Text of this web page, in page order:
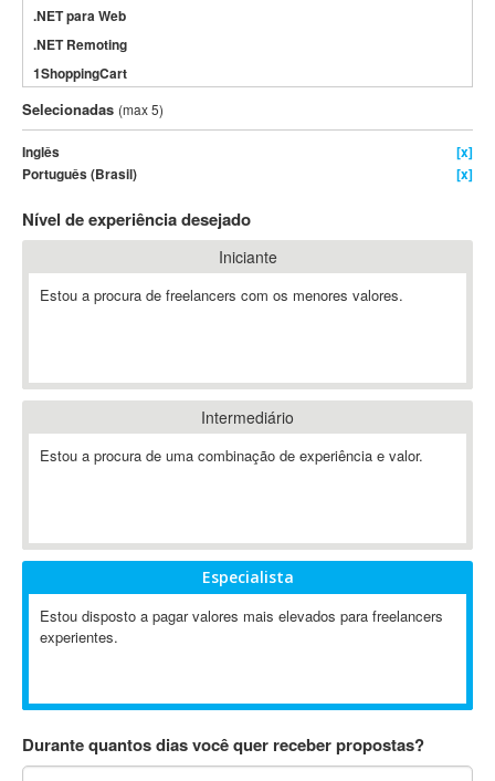
.NET para Web
.NET Remoting
1ShoppingCart
3DS Max
3GSM
4D Dimension
802.11
A&P
A-GPS
A2Billing
AAUS Scientific Diver
Abaqus
ABIS
Ableton Push
Abstract
Abstract Window Toolkit (AWT)
Absynth
AC3
AccountMate
Selecionadas (max 5)
Inglês
[x]
Português (Brasil)
[x]
Nível de experiência desejado
Iniciante
Estou a procura de freelancers com os menores valores.
Intermediário
Estou a procura de uma combinação de experiência e valor.
Especialista
Estou disposto a pagar valores mais elevados para freelancers
experientes.
Durante quantos dias você quer receber propostas?